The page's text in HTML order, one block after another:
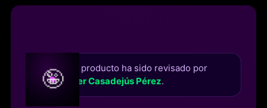
🤪 Este producto ha sido revisado por
Roger Casadejús Pérez.